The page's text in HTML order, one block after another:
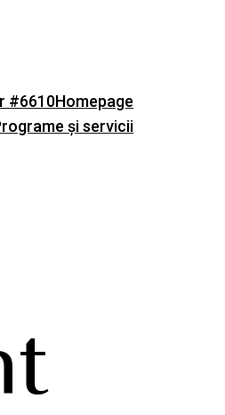
#6610Homepage
și servicii